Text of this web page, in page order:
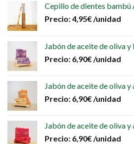
Cepillo de dientes bambú
Precio:4,95€/unidad
Jabón de aceite de oliva y
Precio: 6,90€/unidad
Jabón de aceite de oliva y
Precio: 6,90€/unidad
Jabón de aceite de oliva y
Precio: 6,90€/unidad